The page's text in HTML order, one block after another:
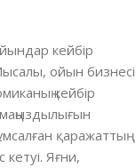
кейбір
ойын бизнесі
кейбір
қаражаттың
кетуі. Яғни,